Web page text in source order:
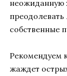
неожиданную
собственные
Рекомендуем
жаждет